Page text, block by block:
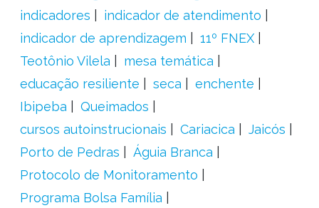
indicadores
indicador de atendimento
indicador de aprendizagem
11º FNEX
Teotônio Vilela
mesa temática
educação resiliente
seca
enchente
Ibipeba
Queimados
cursos autoinstrucionais
Cariacica
Jaicós
Porto de Pedras
Águia Branca
Protocolo de Monitoramento
Programa Bolsa Família